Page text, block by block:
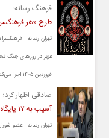
فرهنگ رسانه؛
طرح «هر
تهران رسانه |
فروردین ۱۴۰۵ اجرا می‌کنند.
صادقی اظهار کرد؛
آسیب به ۱۷ پایگاه مدیریت بحران در تهران